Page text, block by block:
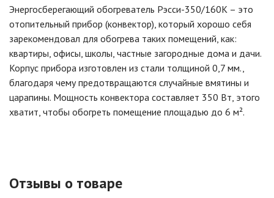
Энергосберегающий обогреватель Рэсси-350/160K – это
отопительный прибор (конвектор), который хорошо себя
зарекомендовал для обогрева таких помещений, как:
квартиры, офисы, школы, частные загородные дома и дачи.
Корпус прибора изготовлен из стали толщиной 0,7 мм.,
благодаря чему предотвращаются случайные вмятины и
царапины. Мощность конвектора составляет 350 Вт, этого
хватит, чтобы обогреть помещение площадью до 6 м².
Отзывы о товаре